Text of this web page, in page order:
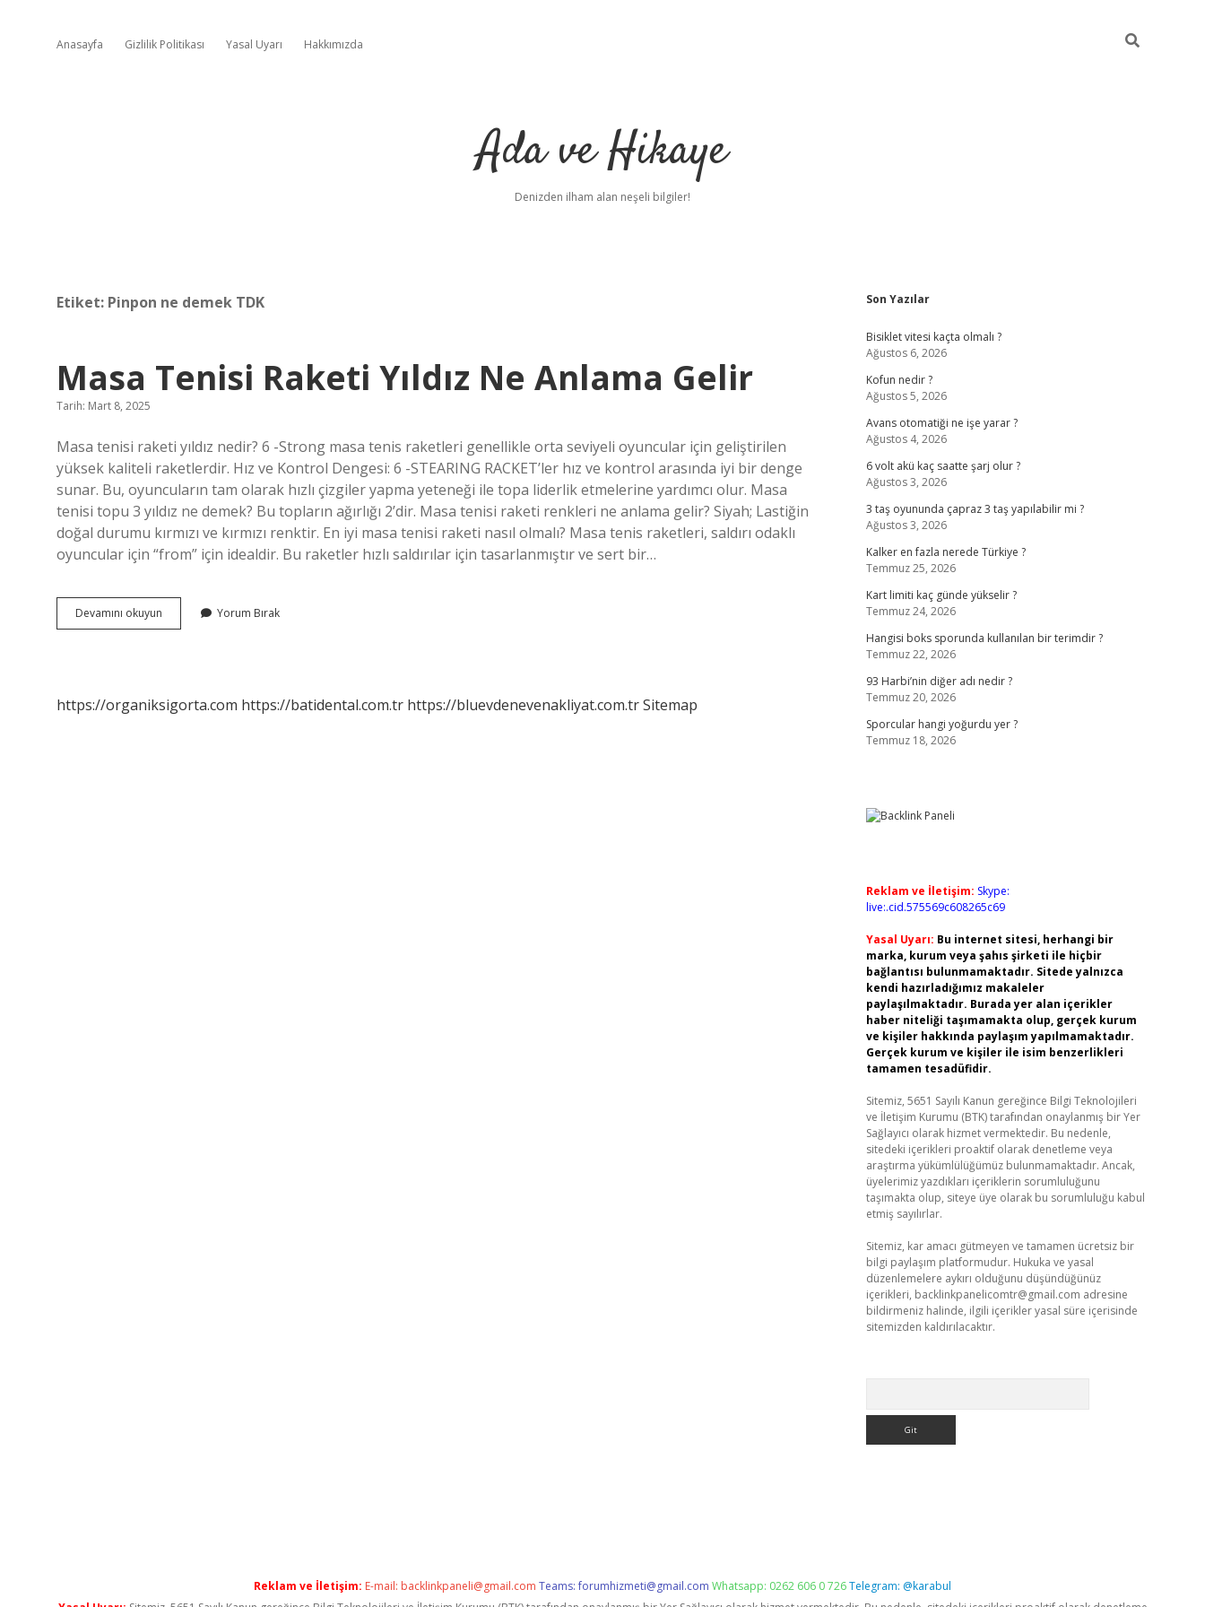
Anasayfa Gizlilik Politikası Yasal Uyarı Hakkımızda
Ada ve Hikaye
Denizden ilham alan neşeli bilgiler!
Etiket: Pinpon ne demek TDK
Masa Tenisi Raketi Yıldız Ne Anlama Gelir
Tarih: Mart 8, 2025
Masa tenisi raketi yıldız nedir? 6 -Strong masa tenis raketleri genellikle orta seviyeli oyuncular için geliştirilen
yüksek kaliteli raketlerdir. Hız ve Kontrol Dengesi: 6 -STEARING RACKET’ler hız ve kontrol arasında iyi bir denge
sunar. Bu, oyuncuların tam olarak hızlı çizgiler yapma yeteneği ile topa liderlik etmelerine yardımcı olur. Masa
tenisi topu 3 yıldız ne demek? Bu topların ağırlığı 2’dir. Masa tenisi raketi renkleri ne anlama gelir? Siyah; Lastiğin
doğal durumu kırmızı ve kırmızı renktir. En iyi masa tenisi raketi nasıl olmalı? Masa tenis raketleri, saldırı odaklı
oyuncular için “from” için idealdir. Bu raketler hızlı saldırılar için tasarlanmıştır ve sert bir…
Devamını okuyun
Tenisi
Gelir
Yorum Bırak
https://organiksigorta.com https://batidental.com.tr https://bluevdenevenakliyat.com.trSitemap
Sidebar
Son Yazılar
Bisiklet vitesi kaçta olmalı ?
Ağustos 6, 2026
Kofun nedir ?
Ağustos 5, 2026
Avans otomatiği ne işe yarar ?
Ağustos 4, 2026
6 volt akü kaç saatte şarj olur ?
Ağustos 3, 2026
3 taş oyununda çapraz 3 taş yapılabilir mi ?
Ağustos 3, 2026
Kalker en fazla nerede Türkiye ?
Temmuz 25, 2026
Kart limiti kaç günde yükselir ?
Temmuz 24, 2026
Hangisi boks sporunda kullanılan bir terimdir ?
Temmuz 22, 2026
93 Harbi’nin diğer adı nedir ?
Temmuz 20, 2026
Sporcular hangi yoğurdu yer ?
Temmuz 18, 2026
Reklam ve İletişim: Skype:
live:.cid.575569c608265c69
Yasal Uyarı: Bu internet sitesi, herhangi bir
marka, kurum veya şahıs şirketi ile hiçbir
bağlantısı bulunmamaktadır. Sitede yalnızca
kendi hazırladığımız makaleler
paylaşılmaktadır. Burada yer alan içerikler
haber niteliği taşımamakta olup, gerçek kurum
ve kişiler hakkında paylaşım yapılmamaktadır.
Gerçek kurum ve kişiler ile isim benzerlikleri
tamamen tesadüfidir.
Sitemiz, 5651 Sayılı Kanun gereğince Bilgi Teknolojileri
ve İletişim Kurumu (BTK) tarafından onaylanmış bir Yer
Sağlayıcı olarak hizmet vermektedir. Bu nedenle,
sitedeki içerikleri proaktif olarak denetleme veya
araştırma yükümlülüğümüz bulunmamaktadır. Ancak,
üyelerimiz yazdıkları içeriklerin sorumluluğunu
taşımakta olup, siteye üye olarak bu sorumluluğu kabul
etmiş sayılırlar.
Sitemiz, kar amacı gütmeyen ve tamamen ücretsiz bir
bilgi paylaşım platformudur. Hukuka ve yasal
düzenlemelere aykırı olduğunu düşündüğünüz
içerikleri, backlinkpanelicomtr@gmail.com adresine
bildirmeniz halinde, ilgili içerikler yasal süre içerisinde
sitemizden kaldırılacaktır.
Reklam ve İletişim: E-mail: backlinkpaneli@gmail.com Teams:forumhizmeti@gmail.com Whatsapp: 0262 606 0 726Telegram: @karabul